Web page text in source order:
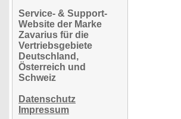
Service- & Support-
Website der Marke
Zavarius für die
Vertriebsgebiete
Deutschland,
Österreich und
Schweiz
Datenschutz
Impressum